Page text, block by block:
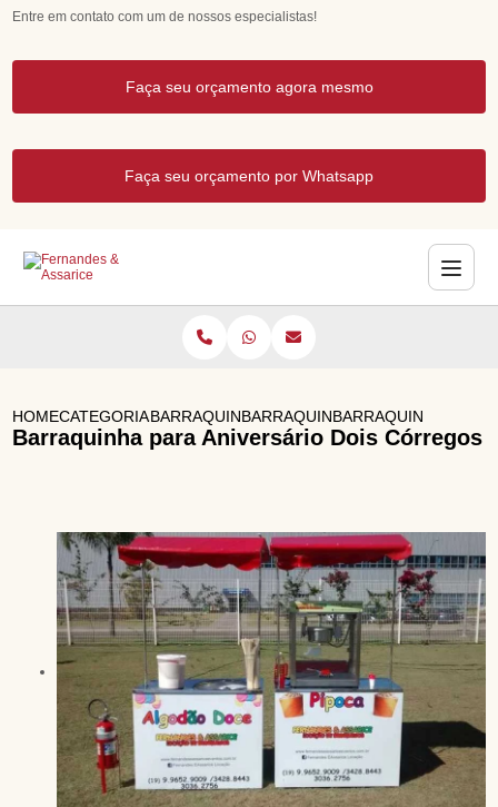
Entre em contato com um de nossos especialistas!
Faça seu orçamento agora mesmo
Faça seu orçamento por Whatsapp
HOMECATEGORIASBARRAQUINHAS PARA EVENTOS
BARRAQUINHA DE PIPOCA
BARRAQUINHA PARA
Barraquinha para Aniversário Dois Córregos